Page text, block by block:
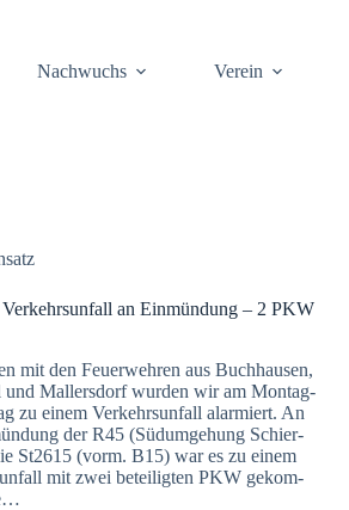
Nach­wuchs Ver­ein
an Ein­mün­dung – 2 PKW
mit den Feu­er­weh­ren aus Buch­hau­sen,
und Mal­lers­dorf wur­den wir am Mon­tag­
zu einem Ver­kehrs­un­fall alar­miert. An
der R45 (Süd­um­ge­hung Schier­
St2615 (vorm. B15) war es zu einem
mit zwei betei­lig­ten PKW gekom­